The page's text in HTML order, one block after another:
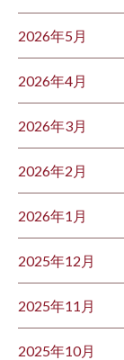
2026年5月
2026年4月
2026年3月
2026年2月
2026年1月
2025年12月
2025年11月
2025年10月